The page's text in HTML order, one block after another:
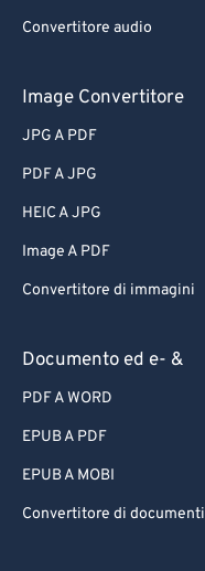
Convertitore audio
Image Convertitore
JPG A PDF
PDF A JPG
HEIC A JPG
Image A PDF
Convertitore di immagini
Documento ed e- &
PDF A WORD
EPUB A PDF
EPUB A MOBI
Convertitore di documenti